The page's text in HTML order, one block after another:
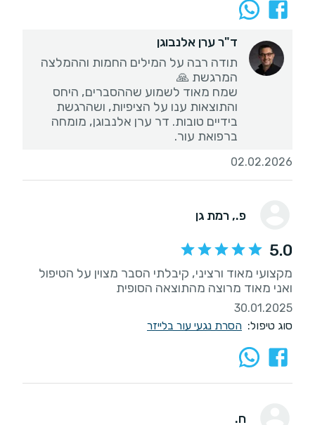
ד"ר ערן אלנבוגן
תודה רבה על המילים החמות וההמלצה
שמח מאוד לשמוע שההסברים, היחס
והתוצאות ענו על הציפיות, ושהרגשת
בידיים טובות. דר ערן אלנבוגן, מומחה
ברפואת עור.
02.02.2026
פ., רמת גן
5.0
מקצועי מאוד ורציני, קיבלתי הסבר מצוין על הטיפול
ואני מאוד מרוצה מהתוצאה הסופית
30.01.2025
סוג טיפול: הסרת נגעי עור בלייזר
ח.